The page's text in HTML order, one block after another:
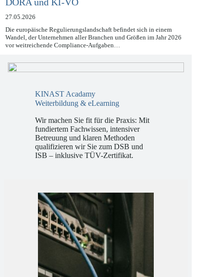
DORA und KI-VO
27.05.2026
Die europäische Regulierungslandschaft befindet sich in einem
Wandel, der Unternehmen aller Branchen und Größen im Jahr 2026
KINAST Acadamy
Wir machen Sie fit für die Praxis: Mit
fundiertem Fachwissen, intensiver
Betreuung und klaren Methoden
qualifizieren wir Sie zum DSB und